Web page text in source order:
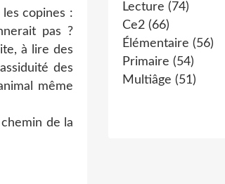
copines :
pas ?
à lire des
des
même
de la
Lecture (74)
Ce2 (66)
Élémentaire (56)
Primaire (54)
Multiâge (51)